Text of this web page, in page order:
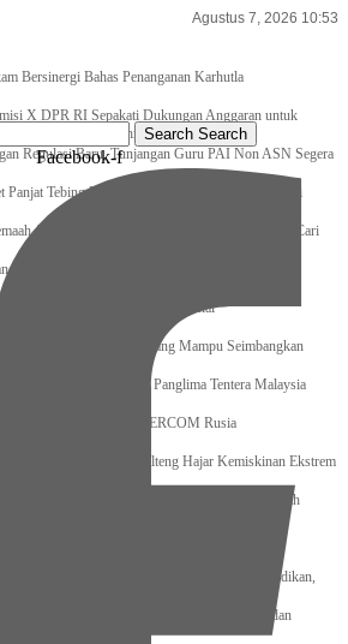
Agustus 7, 2026 10:53
Bersinergi Bahas Penanganan Karhutla
X DPR RI Sepakati Dukungan Anggaran untuk
Pemuda dan Olahraga
Regulasi Baru, Tunjangan Guru PAI Non ASN Segera
Panjat Tebing Indonesia Taklukkan Tebing Tertinggi
Asal Surabaya Tertunda, Kemenag Upayakan Cari
Gus Ipul: 405 Ribu Lebih Bansos Cair
Indonesia Di Kancah Internasional
Perempuan Modern yang Mampu Seimbangkan
TNI Terima CC Panglima Tentera Malaysia
Terima Kunjungan EMERCOM Rusia
Bupati/Wali Kota se-Kalteng Hajar Kemiskinan Ekstrem
Presiden RI Usai Lawatan ke Timur Tengah
Dapat Pesan dari Sri Paduka
Yordania Jalin Sinergi Bidang Wakaf dan Pendidikan,
Prabowo Subianto Bawa Komitmen Investasi dan
Search Search
Facebook-f